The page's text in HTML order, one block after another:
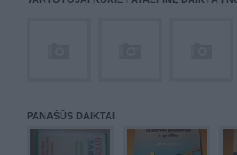
PANAŠŪS DAIKTAI